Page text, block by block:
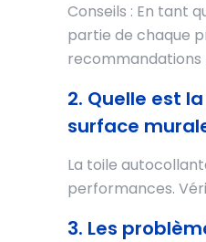
Conseils : En tant
partie de chaque
recommandations
2. Quelle est
surface
La toile
performances.
3. Les